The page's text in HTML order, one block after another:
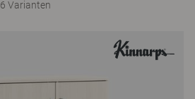
6 Varianten